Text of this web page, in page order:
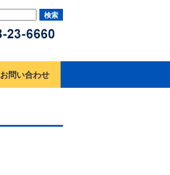
お問い合わせ